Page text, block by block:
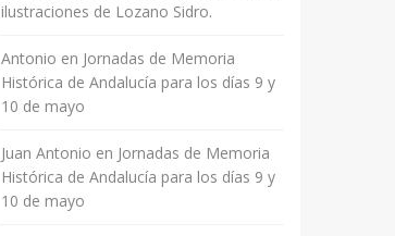
ilustraciones de Lozano Sidro.
Antonio en Jornadas de Memoria
Histórica de Andalucía para los días 9 y
10 de mayo
Juan Antonio en Jornadas de Memoria
Histórica de Andalucía para los días 9 y
10 de mayo